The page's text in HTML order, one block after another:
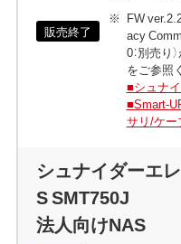
販売終了
FW
acy
0：別売り
をご参照
■シュナイ
■Smart-
サリ/ケー
シュナイダーエ
S SMT750J
法人向けNAS